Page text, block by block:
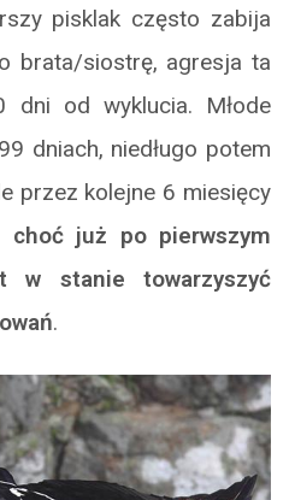
pisklak często zabija
brata/siostrę, agresja ta
dni od wyklucia. Młode
dniach, niedługo potem
przez kolejne 6 miesięcy
choć już po pierwszym
w stanie towarzyszyć
.